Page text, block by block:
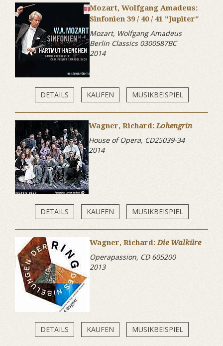
Mozart, Wolfgang Amadeus:
Sinfonien 39 / 40 / 41 "Jupiter"
Mozart, Wolfgang Amadeus
Berlin Classics 0300587BC
2014
DETAILS KAUFEN MUSIKBEISPIEL
Wagner, Richard:Lohengrin
House of Opera, CD25039-34
2014
DETAILS KAUFEN MUSIKBEISPIEL
Wagner, Richard:Die Walküre
Operapassion, CD 605200
2013
DETAILS KAUFEN MUSIKBEISPIEL